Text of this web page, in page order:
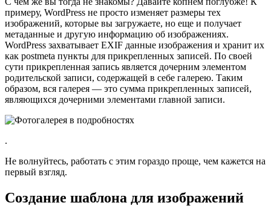
примеру, WordPress не просто изменяет размеры тех
изображений, которые вы загружаете, но еще и получает
метаданные и другую информацию об изображениях.
WordPress захватывает EXIF данные изображения и хранит их
как postmeta пункты для прикрепленных записей. По своей
сути прикрепленная запись является дочерним элементом
родительской записи, содержащей в себе галерею. Таким
образом, вся галерея — это сумма прикрепленных записей,
являющихся дочерними элементами главной записи.
.
Не волнуйтесь, работать с этим гораздо проще, чем кажется на
первый взгляд.
Создание шаблона для изображений